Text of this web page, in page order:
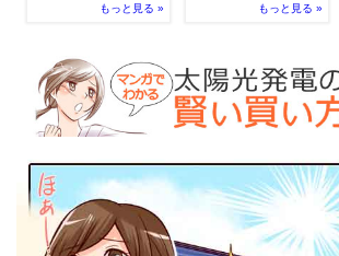
もっと見る »
もっと見る »